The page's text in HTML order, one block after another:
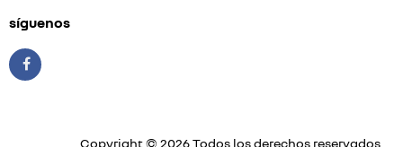
síguenos
Copyright © 2026 Todos los derechos reservados